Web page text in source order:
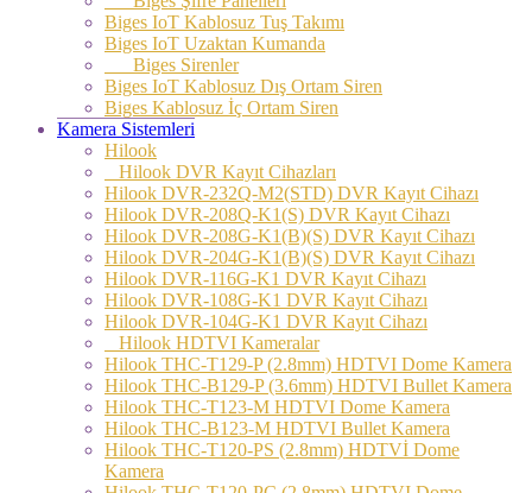
Biges IoT Kablosuz Tuş Takımı
Biges IoT Uzaktan Kumanda
Biges Sirenler
Biges IoT Kablosuz Dış Ortam Siren
Biges Kablosuz İç Ortam Siren
Kamera Sistemleri
Hilook
Hilook DVR Kayıt Cihazları
Hilook DVR-232Q-M2(STD) DVR Kayıt Cihazı
Hilook DVR-208Q-K1(S) DVR Kayıt Cihazı
Hilook DVR-208G-K1(B)(S) DVR Kayıt Cihazı
Hilook DVR-204G-K1(B)(S) DVR Kayıt Cihazı
Hilook DVR-116G-K1 DVR Kayıt Cihazı
Hilook DVR-108G-K1 DVR Kayıt Cihazı
Hilook DVR-104G-K1 DVR Kayıt Cihazı
Hilook HDTVI Kameralar
Hilook THC-T129-P (2.8mm) HDTVI Dome Kamera
Hilook THC-B129-P (3.6mm) HDTVI Bullet Kamera
Hilook THC-T123-M HDTVI Dome Kamera
Hilook THC-B123-M HDTVI Bullet Kamera
Hilook THC-T120-PS (2.8mm) HDTVİ Dome
Kamera